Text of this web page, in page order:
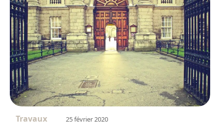
Travaux 25 février 2020